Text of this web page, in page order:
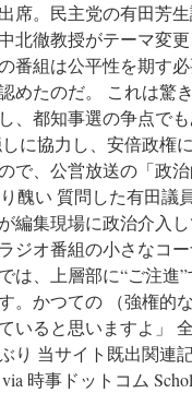
席。民主党の有田芳
北徹教授がテーマ変更
番組は公平性を期す
めたのだ。 これは驚
、都知事選の争点で
に協力し、安倍政権
で、公営放送の「政
醜い 質問した有田議
編集現場に政治介入
ジオ番組の小さなコ
は、上層部に“ご注進
。かつての （強権的
いると思いますよ」
り 当サイト既出関連
時事ドットコム